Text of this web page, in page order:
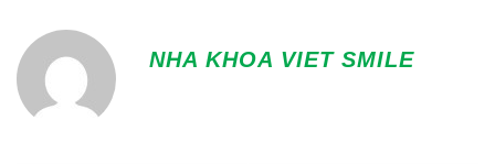
NHA KHOA VIET SMILE